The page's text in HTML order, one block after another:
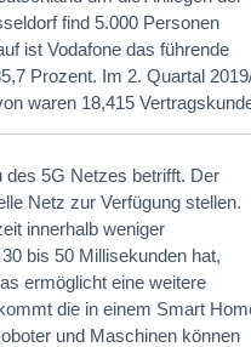
find 5.000 Personen
ist Vodafone das führende
Prozent. Im 2. Quartal
waren 18,415
des 5G Netzes betrifft. Der
Netz zur Verfügung stellen.
innerhalb weniger
bis 50 Millisekunden hat,
ermöglicht eine weitere
die in einem Smart
und Maschinen können